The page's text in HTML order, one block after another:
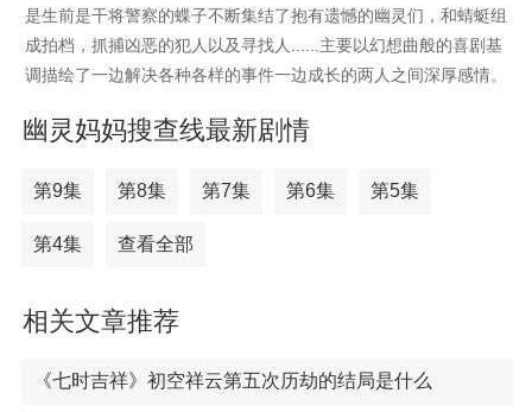
是生前是干将警察的蝶子不断集结了抱有遗憾的幽灵们，和蜻蜓组
成拍档，抓捕凶恶的犯人以及寻找人......主要以幻想曲般的喜剧基
调描绘了一边解决各种各样的事件一边成长的两人之间深厚感情。
幽灵妈妈搜查线最新剧情
第9集 第8集 第7集 第6集 第5集
第4集 查看全部
相关文章推荐
《七时吉祥》初空祥云第五次历劫的结局是什么